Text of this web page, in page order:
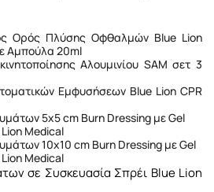
Ορός Πλύσης Οφθαλμών Blue Lion
Αμπούλα 20ml
Αλουμινίου SAM σετ 3
Εμφυσήσεων Blue Lion CPR
5x5 cm Burn Dressing με Gel
Medical
10x10 cm Burn Dressing με Gel
Medical
σε Συσκευασία Σπρέι Blue Lion